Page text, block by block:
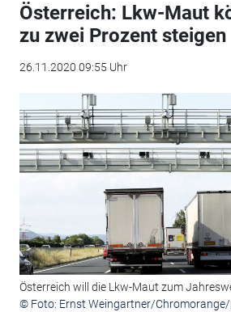
Österreich: Lkw-Maut
zu zwei Prozent steigen
26.11.2020 09:55 Uhr
Österreich will die Lkw-Maut zum
© Foto: Ernst Weingartner/